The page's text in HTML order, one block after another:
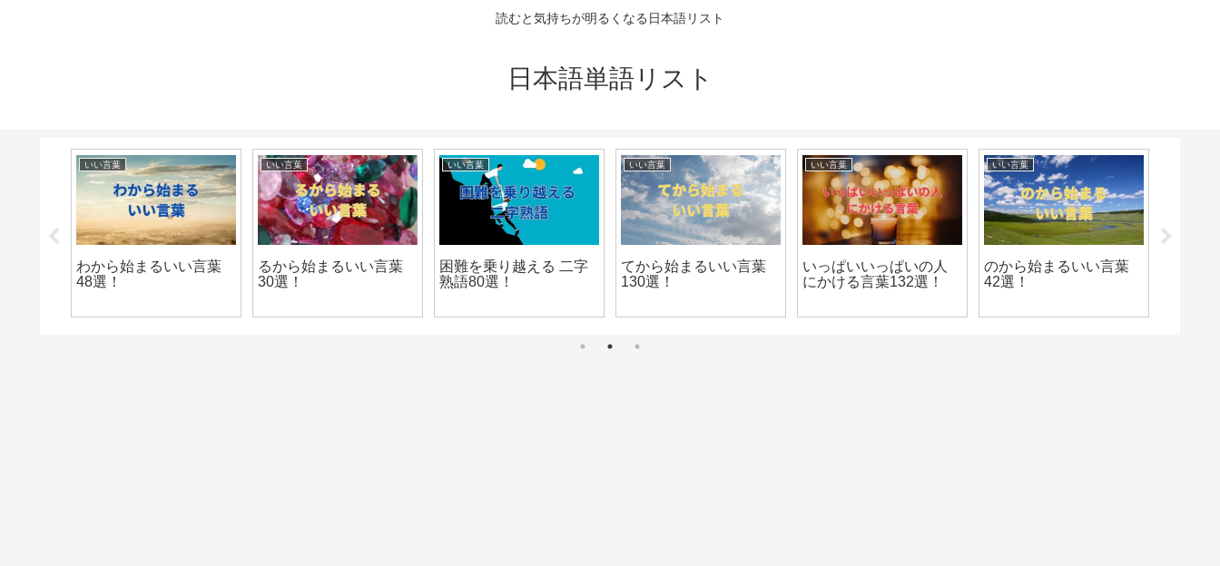
読むと気持ちが明るくなる日本語リスト
日本語単語リスト
いい言葉
わから始まるいい言葉
48選！
いい言葉
るから始まるいい言葉
30選！
いい言葉
困難を乗り越える 二字
熟語80選！
いい言葉
てから始まるいい言葉
130選！
いい言葉
いっぱいいっぱいの人
にかける言葉132選！
いい言葉
のから始まるいい言葉
42選！